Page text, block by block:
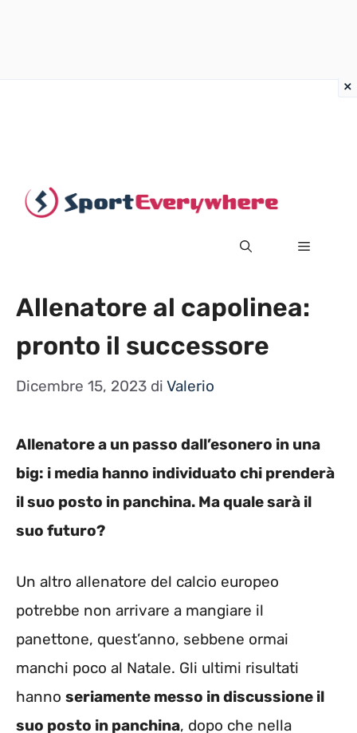
MENU
Allenatore al capolinea:
pronto il successore
Dicembre 15, 2023 di Valerio
Allenatore a un passo dall’esonero in una
big: i media hanno individuato chi prenderà
il suo posto in panchina. Ma quale sarà il
suo futuro?
Un altro allenatore del calcio europeo
potrebbe non arrivare a mangiare il
panettone, quest’anno, sebbene ormai
manchi poco al Natale. Gli ultimi risultati
hanno seriamente messo in discussione il
suo posto in panchina, dopo che nella